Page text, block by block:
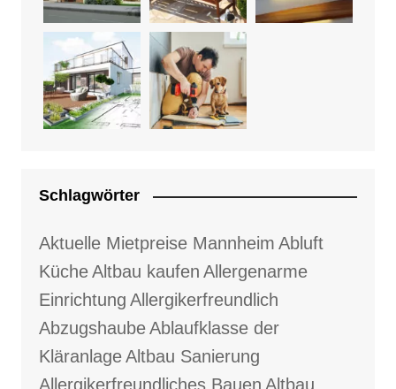
Schlagwörter
Aktuelle Mietpreise Mannheim Abluft
KücheAltbau kaufen Allergenarme
Einrichtung Allergikerfreundlich
AbzugshaubeAblaufklasse der
KläranlageAltbau Sanierung
Allergikerfreundliches Bauen Altbau